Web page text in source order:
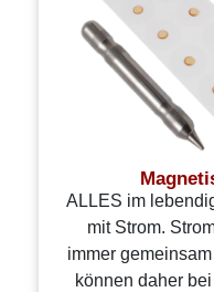
ALLES im
mit Strom.
immer
können daher